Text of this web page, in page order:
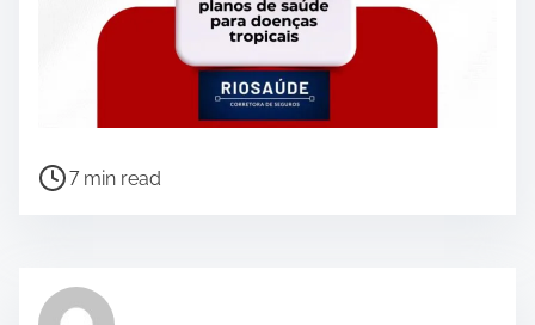
P
r
7 min read